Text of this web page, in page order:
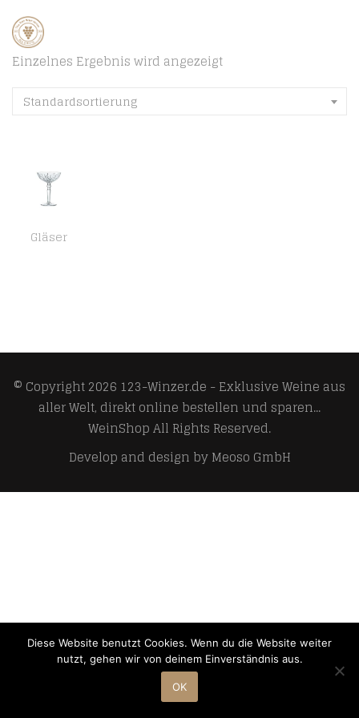
Einzelnes Ergebnis wird angezeigt
Standardsortierung
Gläser
© Copyright 2026 123-Winzer.de - Exklusive Weine aus
aller Welt, direkt online bestellen und sparen...
WeinShopAll Rights Reserved.
Develop and design byMeoso GmbH
Diese Website benutzt Cookies. Wenn du die Website weiter
nutzt, gehen wir von deinem Einverständnis aus.
OK